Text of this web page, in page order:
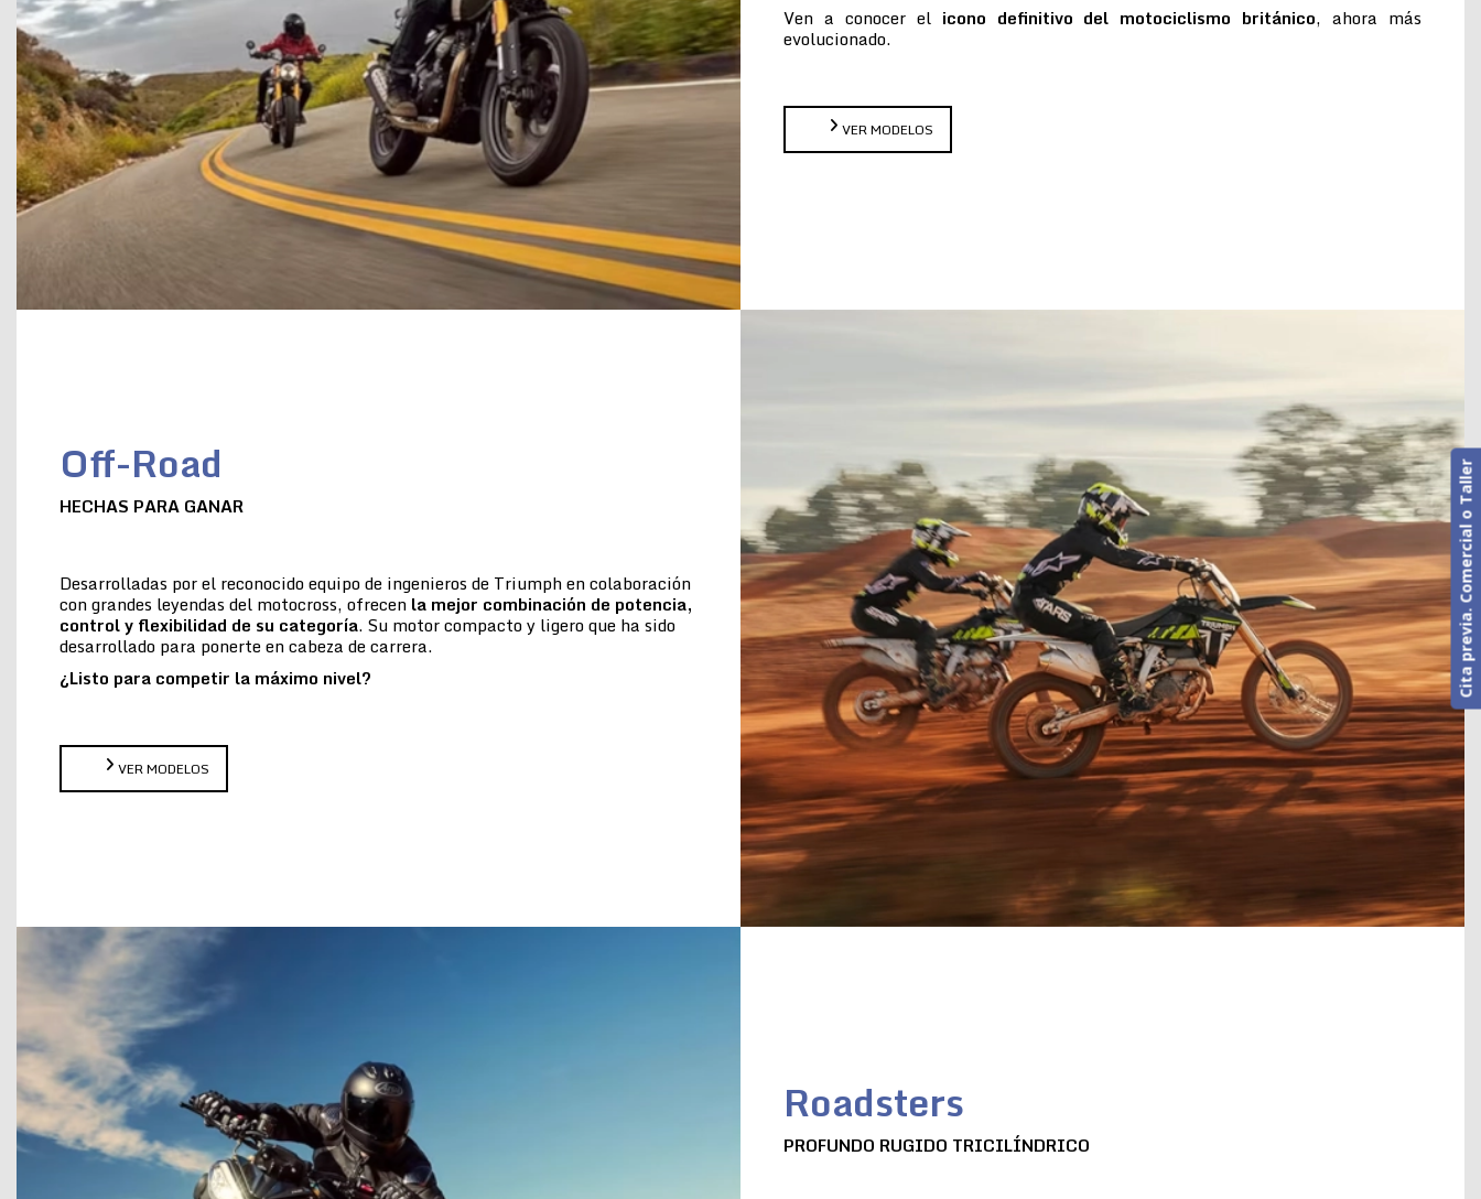
Ven a conocer el icono definitivo del motociclismo británico, ahora más
evolucionado.
VER MODELOS
Off-Road
HECHAS PARA GANAR
Desarrolladas por el reconocido equipo de ingenieros de Triumph en colaboración
con grandes leyendas del motocross, ofrecen la mejor combinación de potencia,
control y flexibilidad de su categoría. Su motor compacto y ligero que ha sido
desarrollado para ponerte en cabeza de carrera.
¿Listo para competir la máximo nivel?
VER MODELOS
Roadsters
PROFUNDO RUGIDO TRICILÍNDRICO
Cita previa. Comercial o Taller